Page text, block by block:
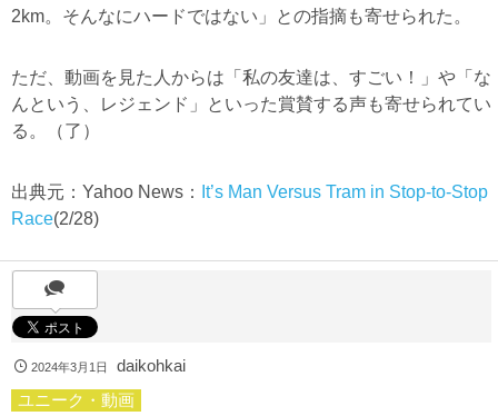
2km。そんなにハードではない」との指摘も寄せられた。
ただ、動画を見た人からは「私の友達は、すごい！」や「な
んという、レジェンド」といった賞賛する声も寄せられてい
る。（了）
出典元：Yahoo News：
It’s Man Versus Tram in Stop-to-Stop
Race(2/28)
2024年3月1日
daikohkai
ユニーク・動画